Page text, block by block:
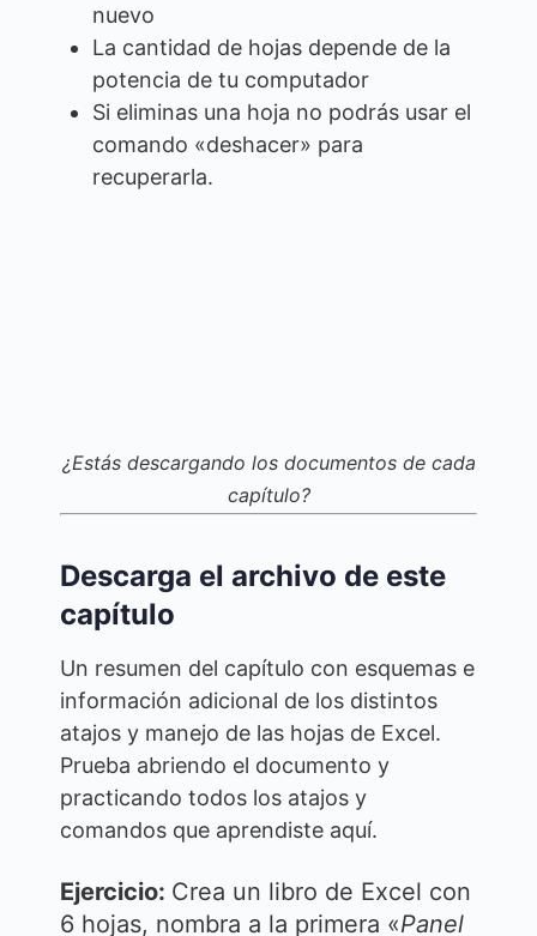
nuevo
La cantidad de hojas depende de la
potencia de tu computador
Si eliminas una hoja no podrás usar el
comando «deshacer» para
recuperarla.
¿Estás descargando los documentos de cada
capítulo?
Descarga el archivo de este
capítulo
Un resumen del capítulo con esquemas e
información adicional de los distintos
atajos y manejo de las hojas de Excel.
Prueba abriendo el documento y
practicando todos los atajos y
comandos que aprendiste aquí.
Ejercicio: Crea un libro de Excel con
6 hojas, nombra a la primera «Panel